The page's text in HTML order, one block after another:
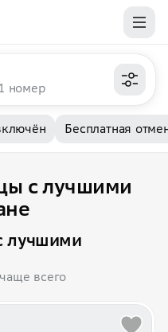
номер
Бесплатная
с лучшими
лучшими
всего